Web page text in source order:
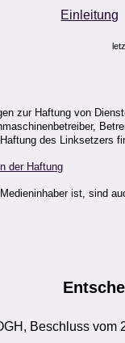
Einleitung
zur Haftung von
des Linksetzers
der Haftung
ist, sind
Beschluss vom